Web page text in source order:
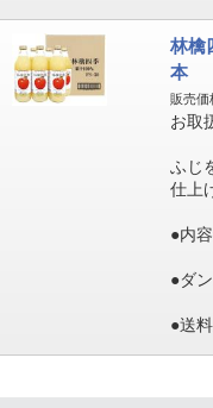
林檎
本
販売価
お取
ふじ
仕上
●内
●ダ
●送